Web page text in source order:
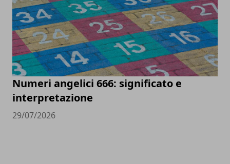
Numeri angelici 666: significato e
interpretazione
29/07/2026